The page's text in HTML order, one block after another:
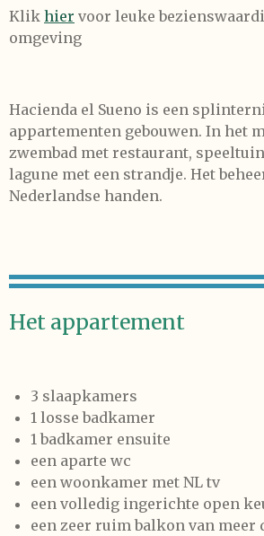
Klik hier voor leuke
omgeving
Hacienda el Sueno is een
appartementen gebouwen. In het
zwembad met restaurant,
lagune met een strandje. Het
Nederlandse handen.
Het appartement
3 slaapkamers
1 losse badkamer
1 badkamer ensuite
een aparte wc
een woonkamer met NL tv
een volledig ingerichte open
een zeer ruim balkon van meer